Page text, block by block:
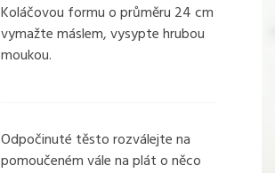
Koláčovou formu o průměru 24 cm
vymažte máslem, vysypte hrubou
moukou.
Odpočinuté těsto rozválejte na
pomoučeném vále na plát o něco